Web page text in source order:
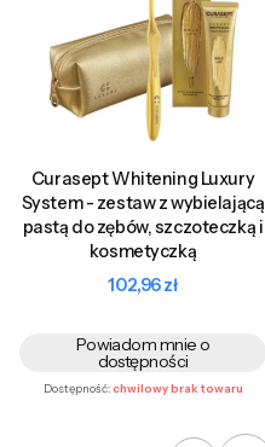
Curasept Whitening Luxury
System - zestaw z wybielającą
pastą do zębów, szczoteczką i
kosmetyczką
Cena
102,96 zł
Powiadom mnie o
dostępności
Dostępność:chwilowy brak towaru